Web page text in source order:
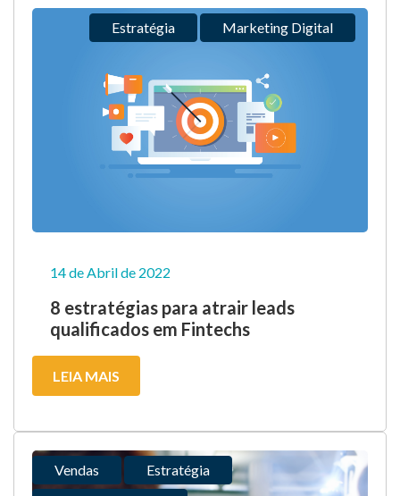
Estratégia Marketing Digital
14 de Abril de 2022
8 estratégias para atrair leads
qualificados em Fintechs
LEIA MAIS
Vendas
Estratégia